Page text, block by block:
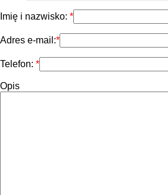
Imię i nazwisko:
Adres e-mail:
Telefon:
Opis